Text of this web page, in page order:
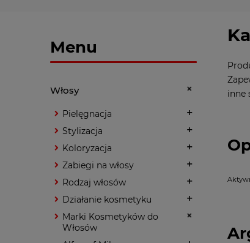
Menu
Włosy
Pielęgnacja
Stylizacja
Koloryzacja
Zabiegi na włosy
Rodzaj włosów
Działanie kosmetyku
Marki Kosmetyków do
Włosów
inne